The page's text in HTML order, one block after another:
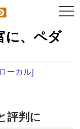
に、ペダ
ーカル]
評判に